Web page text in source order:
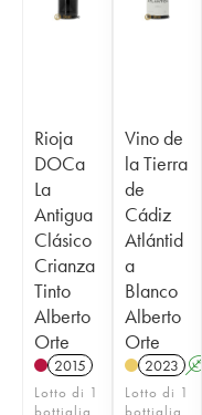
Rioja
DOCa
La
Antigua
Clásico
Crianza
Tinto
Alberto
Orte
2015
Lotto di 1
bottiglia
Vino de
la Tierra
de
Cádiz
Atlántid
a
Blanco
Alberto
Orte
2023 A
Lotto di 1
bottiglia